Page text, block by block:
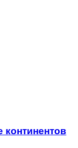
континентов